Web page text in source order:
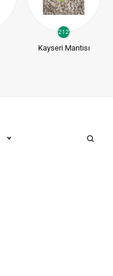
212
Kayseri Mantısı